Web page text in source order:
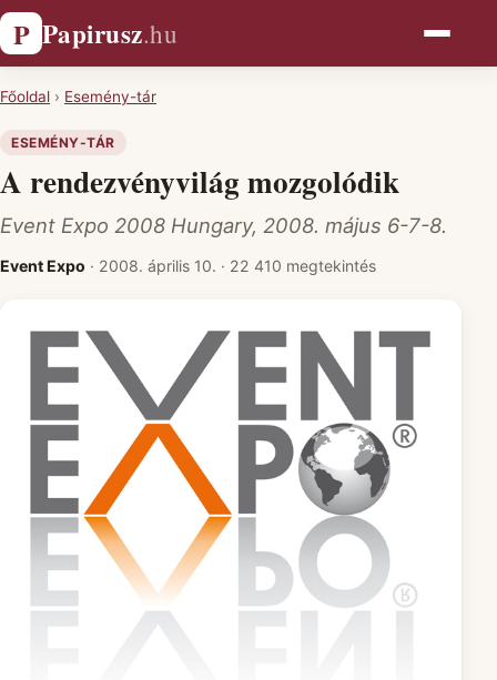
P Papirusz.hu
Főoldal › Esemény-tár
ESEMÉNY-TÁR
A rendezvényvilág mozgolódik
Event Expo 2008 Hungary, 2008. május 6-7-8.
Event Expo · 2008. április 10. · 22 410 megtekintés